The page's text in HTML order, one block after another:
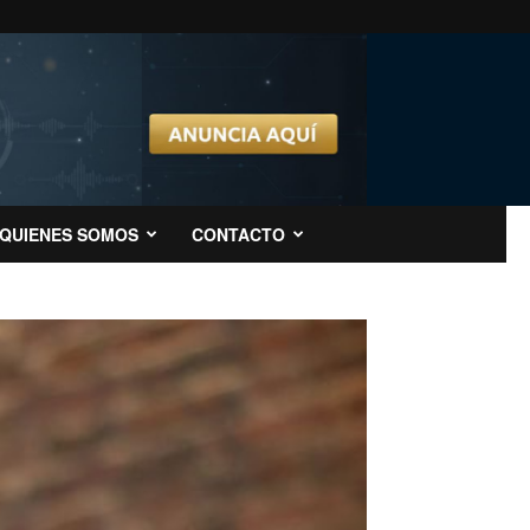
QUIENES SOMOS CONTACTO